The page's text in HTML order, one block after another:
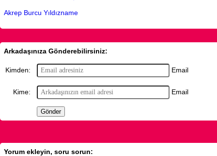
Akrep Burcu Yıldızname
Arkadaşınıza Gönderebilirsiniz:
Kimden: Email
Kime: Email
Yorum ekleyin, soru sorun: